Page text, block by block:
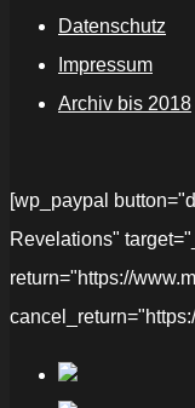
Datenschutz
Impressum
Archiv bis 2018
[wp_paypal
Revelations"
return="https://